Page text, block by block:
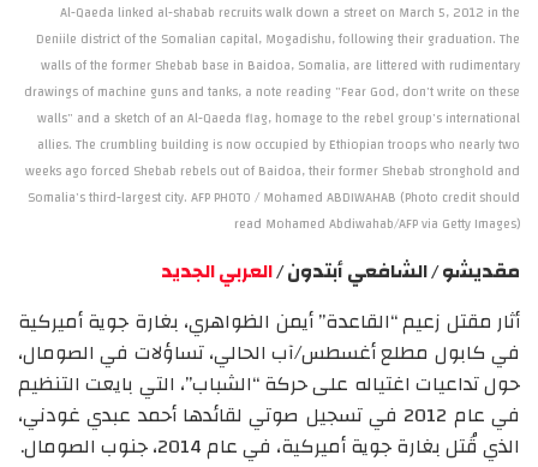
Al-Qaeda linked al-shabab recruits walk down a street on March 5, 2012 in the
Deniile district of the Somalian capital, Mogadishu, following their graduation. The
walls of the former Shebab base in Baidoa, Somalia, are littered with rudimentary
drawings of machine guns and tanks, a note reading "Fear God, don't write on these
walls" and a sketch of an Al-Qaeda flag, homage to the rebel group's international
allies. The crumbling building is now occupied by Ethiopian troops who nearly two
weeks ago forced Shebab rebels out of Baidoa, their former Shebab stronghold and
Somalia's third-largest city. AFP PHOTO / Mohamed ABDIWAHAB (Photo credit should
read Mohamed Abdiwahab/AFP via Getty Images)
مقديشو / الشافعي أبتدون /العربي الجديد
أثار مقتل زعيم “القاعدة” أيمن الظواهري، بغارة جوية أميركية
في كابول مطلع أغسطس/آب الحالي، تساؤلات في الصومال،
حول تداعيات اغتياله على حركة “الشباب”، التي بايعت التنظيم
في عام 2012 في تسجيل صوتي لقائدها أحمد عبدي غودني،
الذي قُتل بغارة جوية أميركية، في عام 2014، جنوب الصومال.